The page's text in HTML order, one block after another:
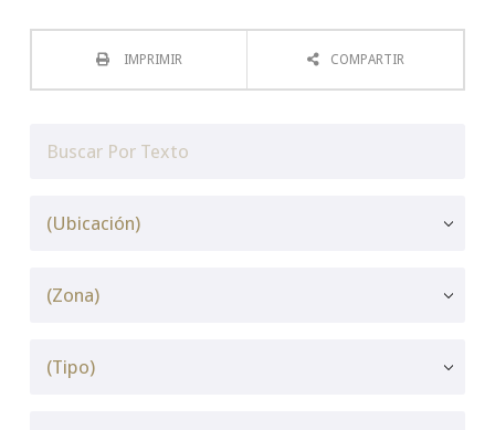
IMPRIMIR COMPARTIR